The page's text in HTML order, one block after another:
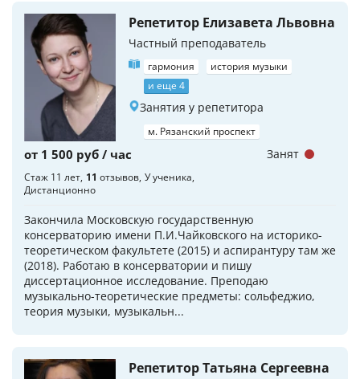
Репетитор Елизавета Львовна
Частный преподаватель
гармония
история музыки
и еще 4
Занятия у репетитора
м. Рязанский проспект
от 1 500 руб / час
Стаж 11 лет 11 отзывов У ученика
Дистанционно
Закончила Московскую государственную
консерваторию имени П.И.Чайковского на историко-
теоретическом факультете (2015) и аспирантуру там же
(2018). Работаю в консерватории и пишу
диссертационное исследование. Преподаю
музыкально-теоретические предметы: сольфеджио,
теория музыки, музыкальн...
Занят
Репетитор Татьяна Сергеевна